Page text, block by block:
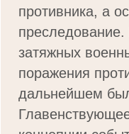
противника, а
преследование.
затяжных
поражения
дальнейшем